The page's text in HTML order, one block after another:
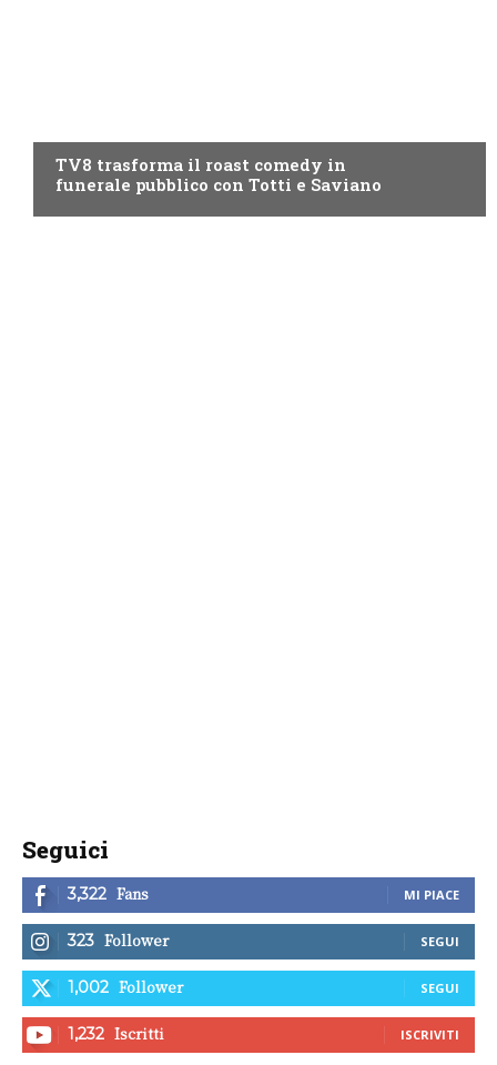
TV8 trasforma il roast comedy in
funerale pubblico con Totti e Saviano
Seguici
3,322 Fans MI PIACE
323 Follower SEGUI
1,002 Follower SEGUI
1,232 Iscritti ISCRIVITI